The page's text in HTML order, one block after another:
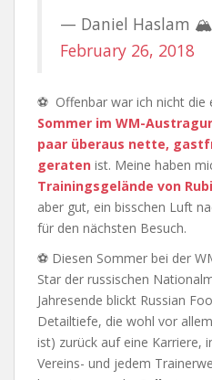
— Daniel Haslam 🏔
February 26, 2018
⚽ Offenbar war ich nicht die
Sommer im WM-
paar überaus nette,
geraten ist. Meine haben
Trainingsgelände von
aber gut, ein bisschen Luft
für den nächsten Besuch.
⚽ Diesen Sommer bei der
Star der russischen
Jahresende blickt Russian
Detailtiefe, die wohl vor
ist) zurück auf eine Karriere,
Vereins- und jedem